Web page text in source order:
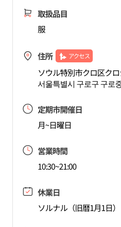
取扱品目
服
住所 アクセス
ソウル特別市クロ区ク
서울특별시 구로구 구로
定期市開催日
月~日曜日
営業時間
10:30~21:00
休業日
ソルナル（旧暦1月1日